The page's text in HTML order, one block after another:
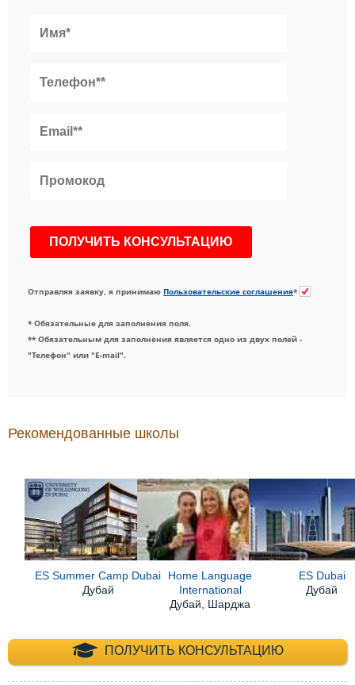
Отправляя заявку, я принимаю Пользовательские соглашения*
* Обязательные для заполнения поля.
** Обязательным для заполнения является одно из двух полей -
"Телефон" или "E-mail".
Рекомендованные школы
ES Summer Camp Dubai
Дубай
Home Language
International
Дубай, Шарджа
ES Dubai
Дубай
ПОЛУЧИТЬ КОНСУЛЬТАЦИЮ
+7 (495) 660-35-